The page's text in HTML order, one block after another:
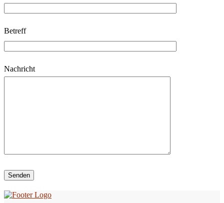
e
a
s
s
e
s
Betreff
Nachricht